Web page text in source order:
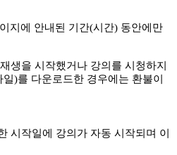
지에 안내된 기간(시간) 동안에만
생을 시작했거나 강의를 시청하지
)를 다운로드한 경우에는 환불이
시작일에 강의가 자동 시작되며 이